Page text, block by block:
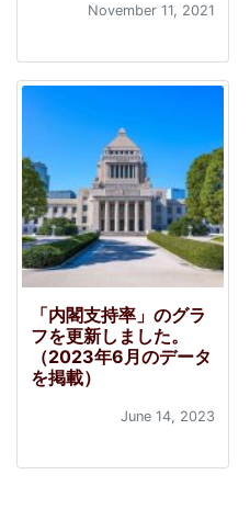
November 11, 2021
「内閣支持率」のグラ
フを更新しました。
（2023年6月のデータ
を掲載）
June 14, 2023